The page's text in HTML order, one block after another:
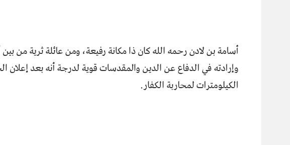
أسامة بن لادن رحمه الله كان ذا مكانة رفيعة، ومن عائلة ثرية من
وإرادته في الدفاع عن الدين والمقدسات قوية لدرجة أنه بعد إعلان
الكيلومترات لمحاربة الكفار.